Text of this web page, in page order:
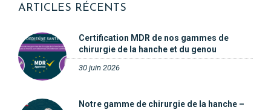
ARTICLES RÉCENTS
Certification MDR de nos gammes de
chirurgie de la hanche et du genou
30 juin 2026
Notre gamme de chirurgie de la hanche –